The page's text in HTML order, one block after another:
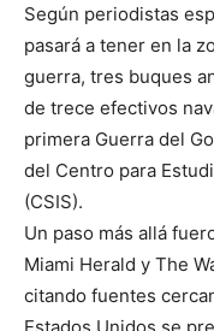
Según periodistas
pasará a tener en la
guerra, tres buques
de trece efectivos
primera Guerra del
del Centro para
(CSIS).
Un paso más allá
Miami Herald y The
citando fuentes
Estados Unidos se